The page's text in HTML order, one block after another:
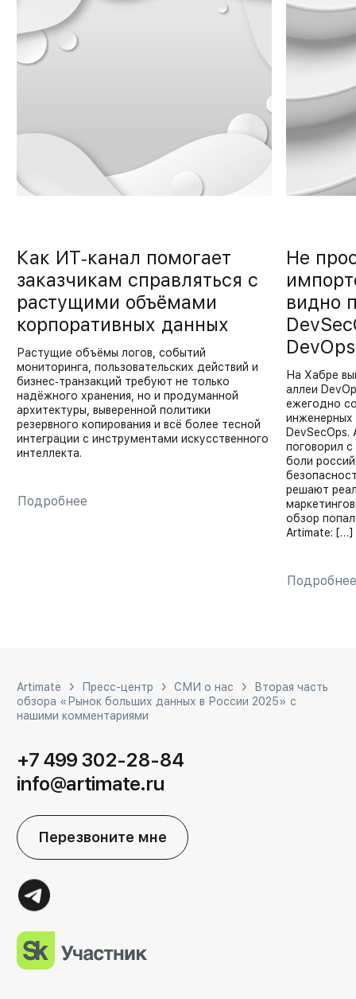
Как ИТ‑канал помогает
заказчикам справляться с
растущими объёмами
корпоративных данных
Растущие объёмы логов, событий
мониторинга, пользовательских действий и
бизнес‑транзакций требуют не только
надёжного хранения, но и продуманной
архитектуры, выверенной политики
резервного копирования и всё более тесной
интеграции с инструментами искусственного
интеллекта.
Подробнее
Не
видно
На Хабре
аллеи
ежегодно
инженерных
поговорил
боли
решают
обзор
Artimate: […]
Подробнее
Artimate Пресс-центр СМИ о нас
Вторая часть
обзора «Рынок больших данных в России 2025» с
нашими комментариями
+7 499 302-28-84
info@artimate.ru
Перезвоните мне